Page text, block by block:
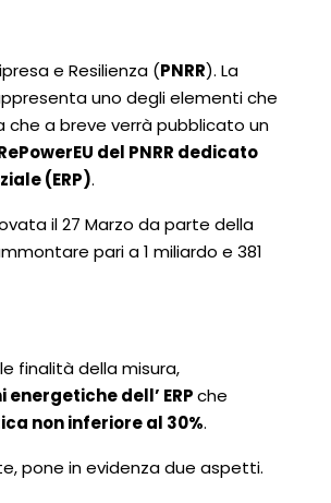
e Resilienza (PNRR). La
uno degli elementi che
che a breve verrà pubblicato un
del PNRR dedicato
(ERP).
il 27 Marzo da parte della
pari a 1 miliardo e 381
finalità della misura,
dell’ ERPche
non inferiore al 30%.
pone in evidenza due aspetti.